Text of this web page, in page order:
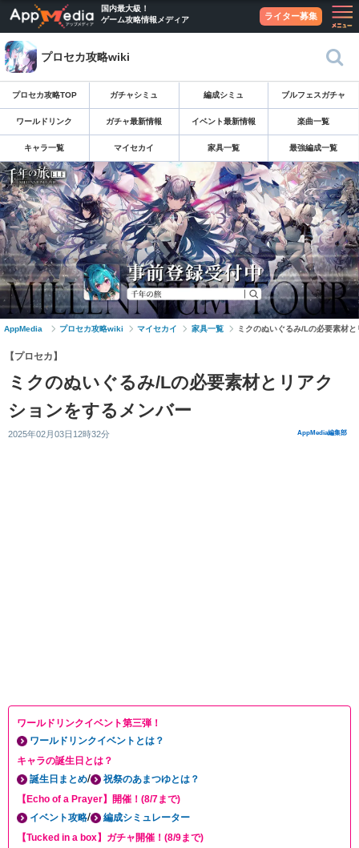
国内最大級！
ゲーム攻略情報メディア
ライター募集
プロセカ攻略wiki
プロセカ攻略TOP ガチャシミュ 編成シミュ ブルフェスガチャ
ワールドリンク ガチャ最新情報 イベント最新情報 楽曲一覧
キャラ一覧 マイセカイ 家具一覧 最強編成一覧
AppMedia プロセカ攻略wiki マイセカイ 家具一覧 ミクのぬいぐるみ/Lの必要素材
【プロセカ】
ミクのぬいぐるみ/Lの必要素材とリアク
ションをするメンバー
2025年02月03日12時32分 AppMedia編集部
ワールドリンクイベント第三弾！
ワールドリンクイベントとは？
キャラの誕生日とは？
誕生日まとめ/
祝祭のあまつゆとは？
【Echo of a Prayer】開催！(8/7まで)
イベント攻略/
編成シミュレーター
【Tucked in a box】ガチャ開催！(8/9まで)